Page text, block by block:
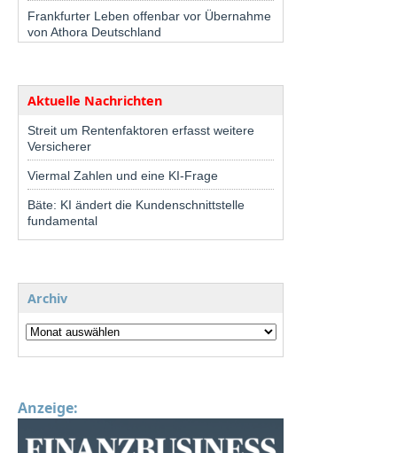
Frankfurter Leben offenbar vor Übernahme
von Athora Deutschland
Aktuelle Nachrichten
Streit um Rentenfaktoren erfasst weitere
Versicherer
Viermal Zahlen und eine KI-Frage
Bäte: KI ändert die Kundenschnittstelle
fundamental
Archiv
Anzeige: